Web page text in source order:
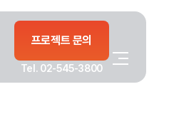
프로젝트 문의
Tel. 02-545-3800